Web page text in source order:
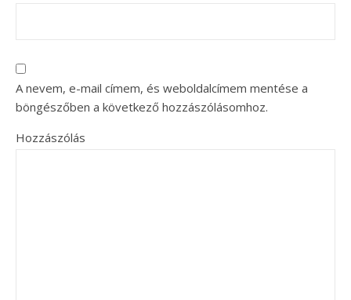
A nevem, e-mail címem, és weboldalcímem mentése a
böngészőben a következő hozzászólásomhoz.
Hozzászólás